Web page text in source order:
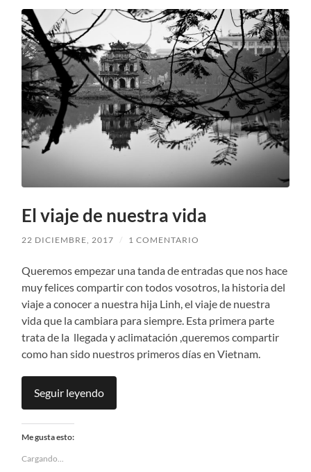
El viaje de nuestra vida
22 DICIEMBRE, 2017 / 1 COMENTARIO
Queremos empezar una tanda de entradas que nos hace
muy felices compartir con todos vosotros, la historia del
viaje a conocer a nuestra hija Linh, el viaje de nuestra
vida que la cambiara para siempre. Esta primera parte
trata de la llegada y aclimatación ,queremos compartir
como han sido nuestros primeros días en Vietnam.
Seguir leyendo
Me gusta esto:
Cargando...